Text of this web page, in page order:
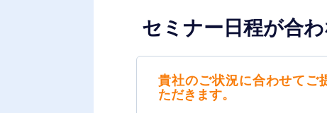
セミナー日程が合
貴社のご状況に合わせてご
ただきます。